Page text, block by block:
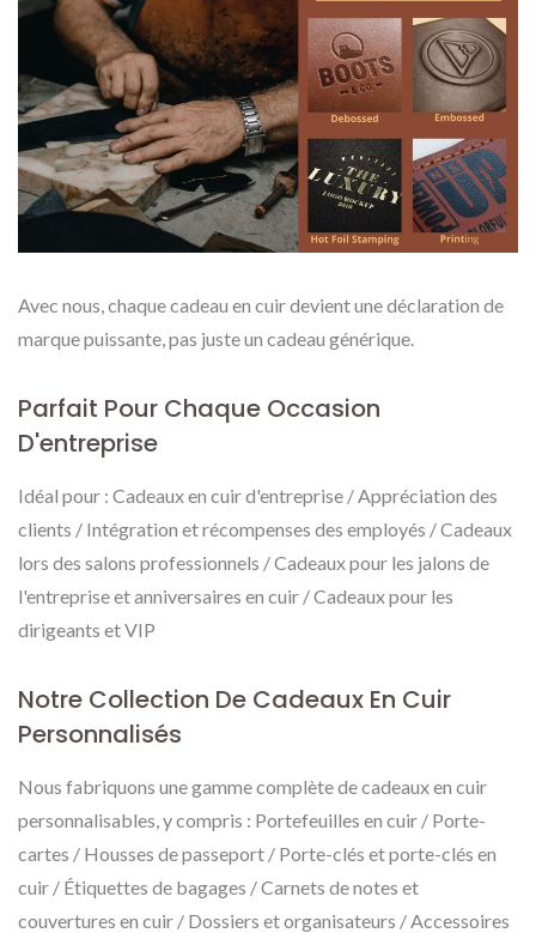
Avec nous, chaque cadeau en cuir devient une déclaration de
marque puissante, pas juste un cadeau générique.
Parfait Pour Chaque Occasion
D'entreprise
Idéal pour : Cadeaux en cuir d'entreprise / Appréciation des
clients / Intégration et récompenses des employés / Cadeaux
lors des salons professionnels / Cadeaux pour les jalons de
l'entreprise et anniversaires en cuir / Cadeaux pour les
dirigeants et VIP
Notre Collection De Cadeaux En Cuir
Personnalisés
Nous fabriquons une gamme complète de cadeaux en cuir
personnalisables, y compris : Portefeuilles en cuir / Porte-
cartes / Housses de passeport / Porte-clés et porte-clés en
cuir / Étiquettes de bagages / Carnets de notes et
couvertures en cuir / Dossiers et organisateurs / Accessoires